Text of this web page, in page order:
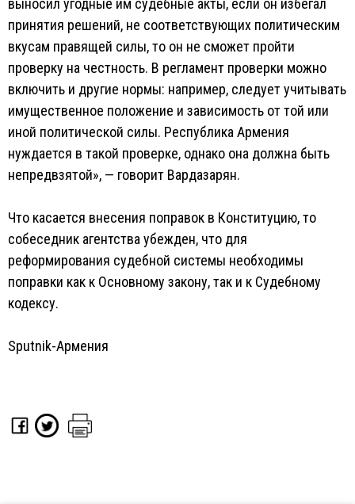
выносил угодные им судебные акты, если он избегал
принятия решений, не соответствующих политическим
вкусам правящей силы, то он не сможет пройти
проверку на честность. В регламент проверки можно
включить и другие нормы: например, следует учитывать
имущественное положение и зависимость от той или
иной политической силы. Республика Армения
нуждается в такой проверке, однако она должна быть
непредвзятой», — говорит Вардазарян.
Что касается внесения поправок в Конституцию, то
собеседник агентства убежден, что для
реформирования судебной системы необходимы
поправки как к Основному закону, так и к Судебному
кодексу.
Sputnik-Армения